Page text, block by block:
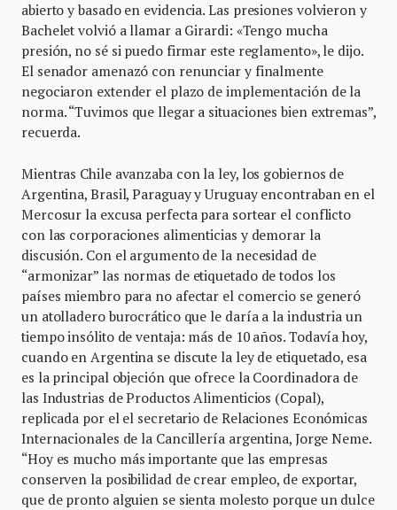
abierto y basado en evidencia. Las presiones volvieron y
Bachelet volvió a llamar a Girardi: «Tengo mucha
presión, no sé si puedo firmar este reglamento», le dijo.
El senador amenazó con renunciar y finalmente
negociaron extender el plazo de implementación de la
norma. “Tuvimos que llegar a situaciones bien extremas”,
recuerda.
Mientras Chile avanzaba con la ley, los gobiernos de
Argentina, Brasil, Paraguay y Uruguay encontraban en el
Mercosur la excusa perfecta para sortear el conflicto
con las corporaciones alimenticias y demorar la
discusión. Con el argumento de la necesidad de
“armonizar” las normas de etiquetado de todos los
países miembro para no afectar el comercio se generó
un atolladero burocrático que le daría a la industria un
tiempo insólito de ventaja: más de 10 años. Todavía hoy,
cuando en Argentina se discute la ley de etiquetado, esa
es la principal objeción que ofrece la Coordinadora de
las Industrias de Productos Alimenticios (Copal),
replicada por el el secretario de Relaciones Económicas
Internacionales de la Cancillería argentina, Jorge Neme.
“Hoy es mucho más importante que las empresas
conserven la posibilidad de crear empleo, de exportar,
que de pronto alguien se sienta molesto porque un dulce